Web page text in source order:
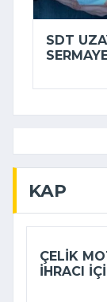
SDT
KAP
ÇELIK
IHRACI